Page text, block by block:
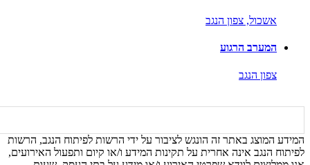
אשכול, צפון הנגב
המערב הרגוע
צפון הנגב
המידע המוצג באתר זה הונגש לציבור על ידי הרשות לפיתוח הנגב, הרשות
לפיתוח הנגב אינה אחרית על תקינות המידע ו/או קיום ותפעול האירועים,